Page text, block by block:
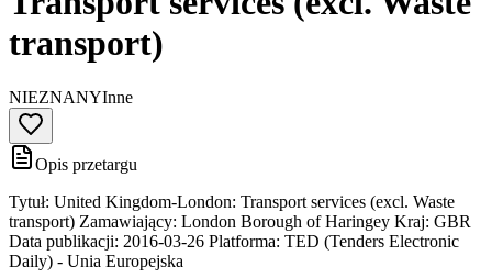
transport)
NIEZNANYInne
Opis przetargu
Tytuł: United Kingdom-London: Transport services (excl. Waste
transport) Zamawiający: London Borough of Haringey Kraj: GBR
Data publikacji: 2016-03-26 Platforma: TED (Tenders Electronic
Daily) - Unia Europejska